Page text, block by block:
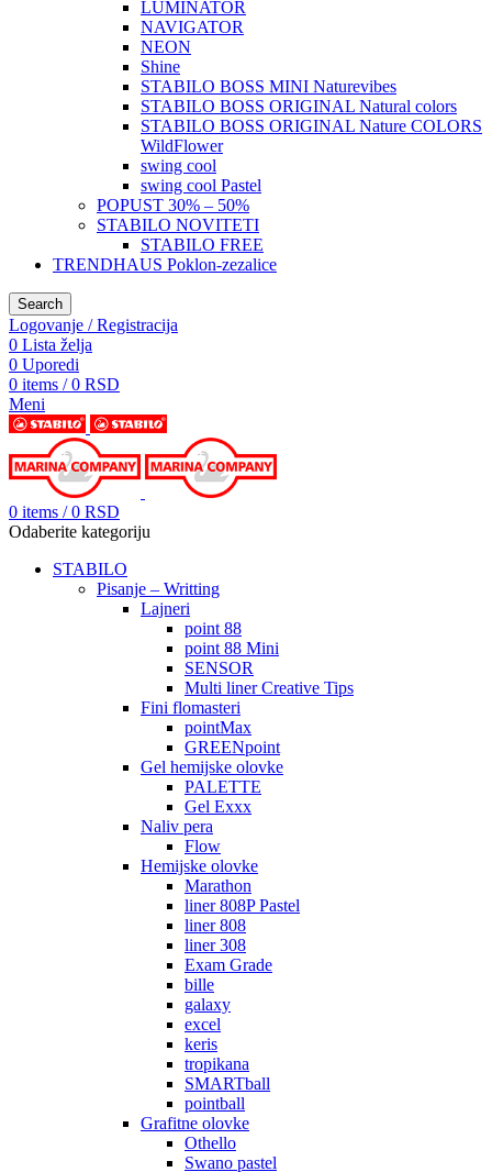
LUMINATOR
NAVIGATOR
NEON
Shine
STABILO BOSS MINI Naturevibes
STABILO BOSS ORIGINAL Natural colors
STABILO BOSS ORIGINAL Nature COLORS
WildFlower
swing cool
swing cool Pastel
POPUST 30% – 50%
STABILO NOVITETI
STABILO FREE
TRENDHAUS Poklon-zezalice
Search
Logovanje / Registracija
0 Lista želja
0 Uporedi
0 items / 0 RSD
Meni
0 items / 0 RSD
Odaberite kategoriju
STABILO
Pisanje – Writting
Lajneri
point 88
point 88 Mini
SENSOR
Multi liner Creative Tips
Fini flomasteri
pointMax
GREENpoint
Gel hemijske olovke
PALETTE
Gel Exxx
Naliv pera
Flow
Hemijske olovke
Marathon
liner 808P Pastel
liner 808
liner 308
Exam Grade
bille
galaxy
excel
keris
tropikana
SMARTball
pointball
Grafitne olovke
Othello
Swano pastel